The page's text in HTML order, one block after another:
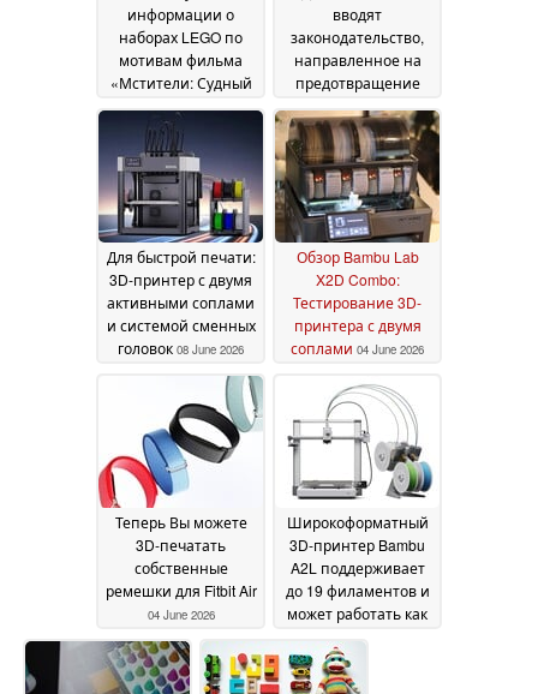
информации о
наборах LEGO по
мотивам фильма
«Мстители: Судный
день» представлены
«Люди Икс»,
«Тёмные Мстители»
и другие персонажи
17 July 2026
вводят
законодательство,
направленное на
предотвращение
производства
оружия с помощью
3D-принтеров12 July
2026
Для быстрой печати:
3D-принтер с двумя
активными соплами
и системой сменных
головок 08 June 2026
Обзор Bambu Lab
X2D Combo:
Тестирование 3D-
принтера с двумя
соплами 04 June 2026
Теперь Вы можете
3D-печатать
собственные
ремешки для Fitbit Air
04 June 2026
Широкоформатный
3D-принтер Bambu
A2L поддерживает
до 19 филаментов и
может работать как
плоттер01 June 2026